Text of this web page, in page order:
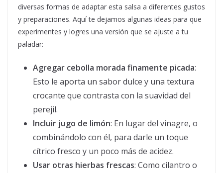
diversas formas de adaptar esta salsa a diferentes gustos
y preparaciones. Aquí te dejamos algunas ideas para que
experimentes y logres una versión que se ajuste a tu
paladar:
Agregar cebolla morada finamente picada:
Esto le aporta un sabor dulce y una textura
crocante que contrasta con la suavidad del
perejil.
Incluir jugo de limón: En lugar del vinagre, o
combinándolo con él, para darle un toque
cítrico fresco y un poco más de acidez.
Usar otras hierbas frescas: Como cilantro o